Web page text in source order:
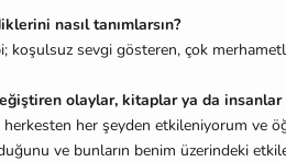
nasıl tanımlarsın?
koşulsuz sevgi gösteren, çok
olaylar, kitaplar ya da
her şeyden etkileniyorum ve
ve bunların benim üzerindeki